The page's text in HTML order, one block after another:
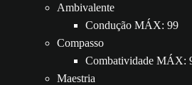
Ambivalente
Condução MÁX: 99
Compasso
Combatividade MÁX:
Maestria